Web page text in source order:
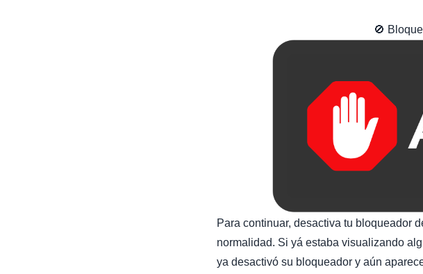
🚫
Para continuar, desactiva tu bloqueador
normalidad. Si yá estaba visualizando
ya desactivó su bloqueador y aún